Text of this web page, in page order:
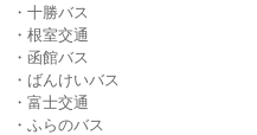
・十勝バス
・根室交通
・函館バス
・ばんけいバス
・富士交通
・ふらのバス